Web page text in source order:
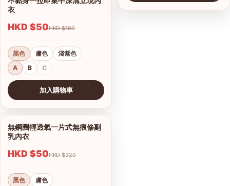
1/8
衣
HKD $50 HKD $180
黑色 膚色
淺紫色
A
B C
加入購物車
1/10
查看圖片
無鋼圈輕透氣一片式無痕修副
乳內衣
HKD $50 HKD $320
黑色
膚色